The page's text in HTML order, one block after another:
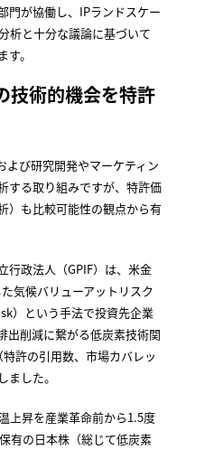
門が協働し、IPランドスケー
析と十分な議論に基づいて
。
技術的機会を特許
よび研究開発やマーケティン
する取り組みですが、特許価
）も比較可能性の観点から有
行政法人（GPIF）は、米金
気候バリューアットリスク
）という手法で投資先企業
出削減に繋がる低炭素技術関
許の引用数、市場カバレッ
した。
上昇を産業革命前から1.5度
有の日本株（総じて低炭素